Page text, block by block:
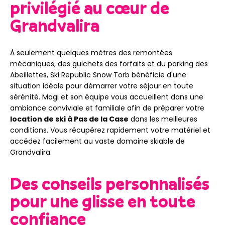
privilégié au cœur de
Grandvalira
À seulement quelques mètres des remontées
mécaniques, des guichets des forfaits et du parking des
Abeillettes, Ski Republic Snow Torb bénéficie d'une
situation idéale pour démarrer votre séjour en toute
sérénité. Magi et son équipe vous accueillent dans une
ambiance conviviale et familiale afin de préparer votre
location de ski à Pas de la Case dans les meilleures
conditions. Vous récupérez rapidement votre matériel et
accédez facilement au vaste domaine skiable de
Grandvalira.
Des conseils personnalisés
pour une glisse en toute
confiance